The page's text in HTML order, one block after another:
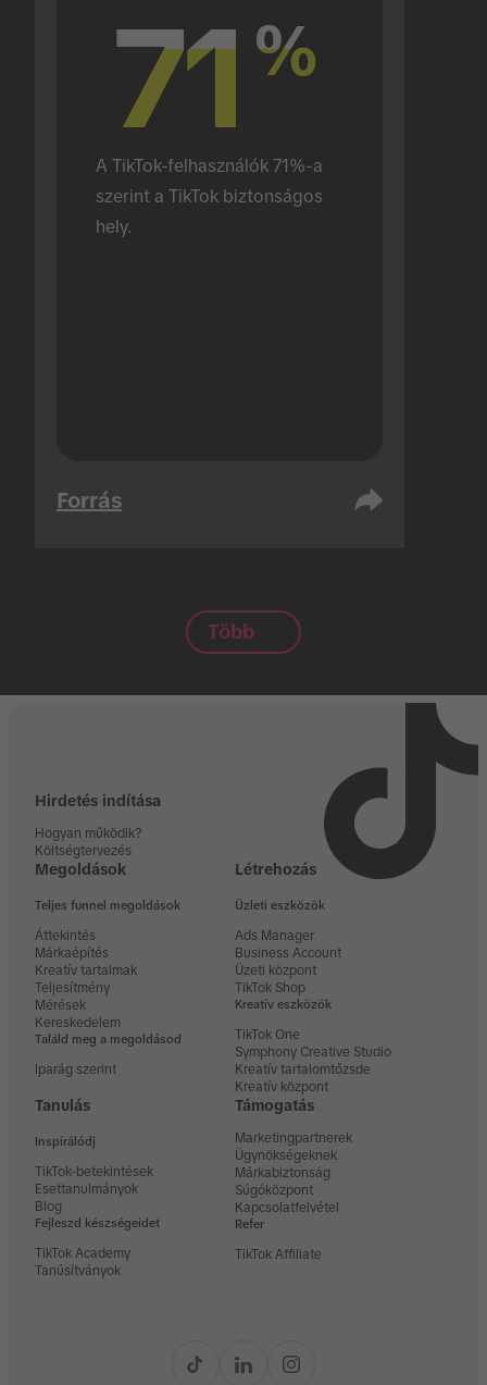
71 %
71 %
A TikTok-felhasználók 71%-a
szerint a TikTok biztonságos
hely.
Forrás
Több
Hirdetés indítása
Hogyan működik?
Költségtervezés
Megoldások
Teljes funnel megoldások
Áttekintés
Márkaépítés
Kreatív tartalmak
Teljesítmény
Mérések
Kereskedelem
Találd meg a megoldásod
Iparág szerint
Létrehozás
Üzleti eszközök
Ads Manager
Business Account
Üzeti központ
TikTok Shop
Kreatív eszközök
TikTok One
Symphony Creative Studio
Kreatív tartalomtőzsde
Kreatív központ
Tanulás
Inspirálódj
TikTok-betekintések
Esettanulmányok
Blog
Fejleszd készségeidet
TikTok Academy
Tanúsítványok
Támogatás
Marketingpartnerek
Ügynökségeknek
Márkabiztonság
Súgóközpont
Kapcsolatfelvétel
Refer
TikTok Affiliate